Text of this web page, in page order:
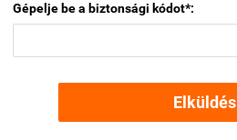
Gépelje be a biztonsági kódot*:
Elküldés